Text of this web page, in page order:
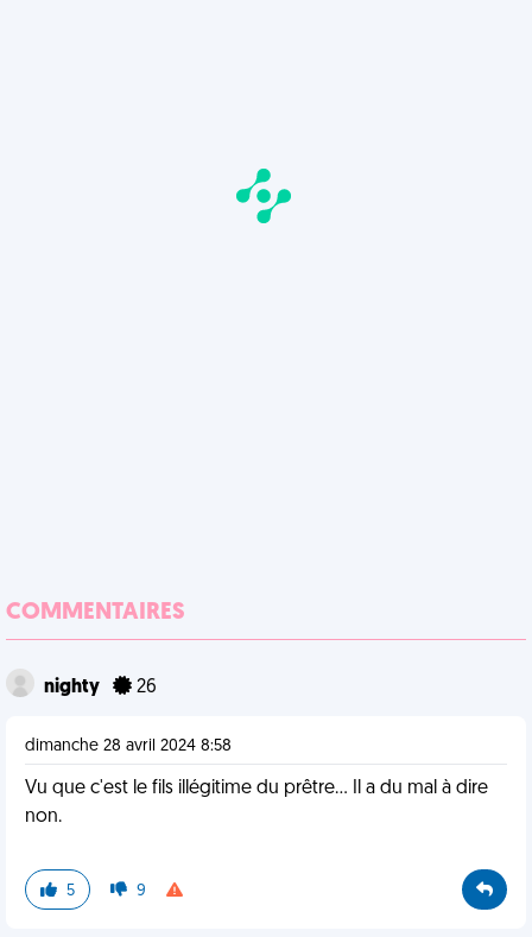
COMMENTAIRES
nighty 26
dimanche 28 avril 2024 8:58
Vu que c'est le fils illégitime du prêtre... Il a du mal à dire
non.
5 9